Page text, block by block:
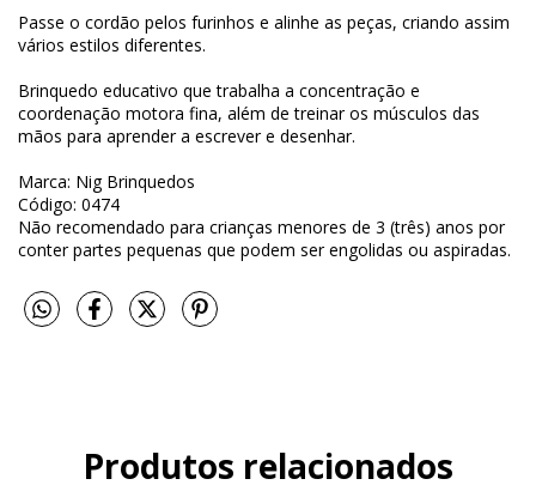
Passe o cordão pelos furinhos e alinhe as peças, criando assim
vários estilos diferentes.
Brinquedo educativo que trabalha a concentração e
coordenação motora fina, além de treinar os músculos das
mãos para aprender a escrever e desenhar.
Marca: Nig Brinquedos
Código: 0474
Não recomendado para crianças menores de 3 (três) anos por
conter partes pequenas que podem ser engolidas ou aspiradas.
Produtos relacionados